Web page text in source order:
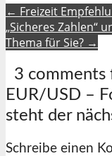
← Freizeit
„Sicheres Zahlen“
Thema für Sie? →
3 comments
EUR/USD –
steht der
Schreibe einen